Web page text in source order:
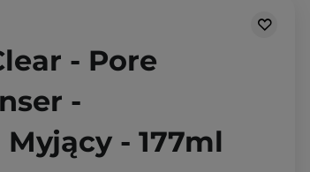
- Pore
-
- 177ml